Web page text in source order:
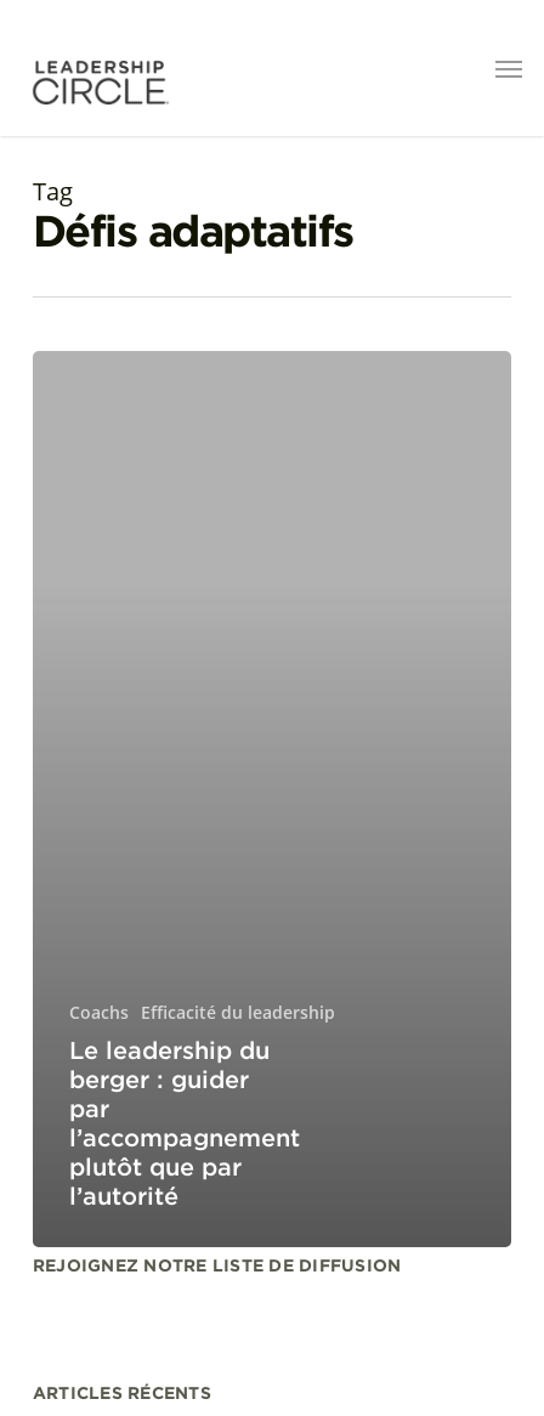
Tag
Défis adaptatifs
Coachs Efficacité du leadership
Le leadership du
berger : guider
par
l’accompagnement
plutôt que par
l’autorité
REJOIGNEZ NOTRE LISTE DE DIFFUSION
ARTICLES RÉCENTS